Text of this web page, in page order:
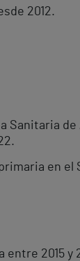
2012.
Sanitaria
en el
2015 y